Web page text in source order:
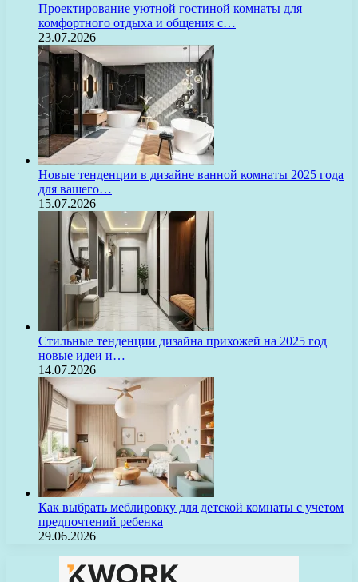
Проектирование уютной гостиной комнаты для
комфортного отдыха и общения с…
23.07.2026
Новые тенденции в дизайне ванной комнаты 2025 года
для вашего…
15.07.2026
Стильные тенденции дизайна прихожей на 2025 год
новые идеи и…
14.07.2026
Как выбрать меблировку для детской комнаты с учетом
предпочтений ребенка
29.06.2026